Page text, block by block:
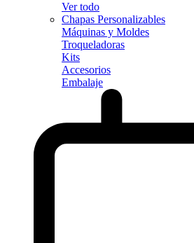
Ver todo
Chapas Personalizables
Máquinas y Moldes
Troqueladoras
Kits
Accesorios
Embalaje